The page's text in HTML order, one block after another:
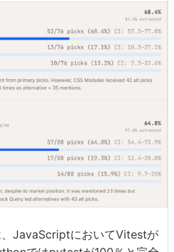
JavaScriptにおいてVitestが